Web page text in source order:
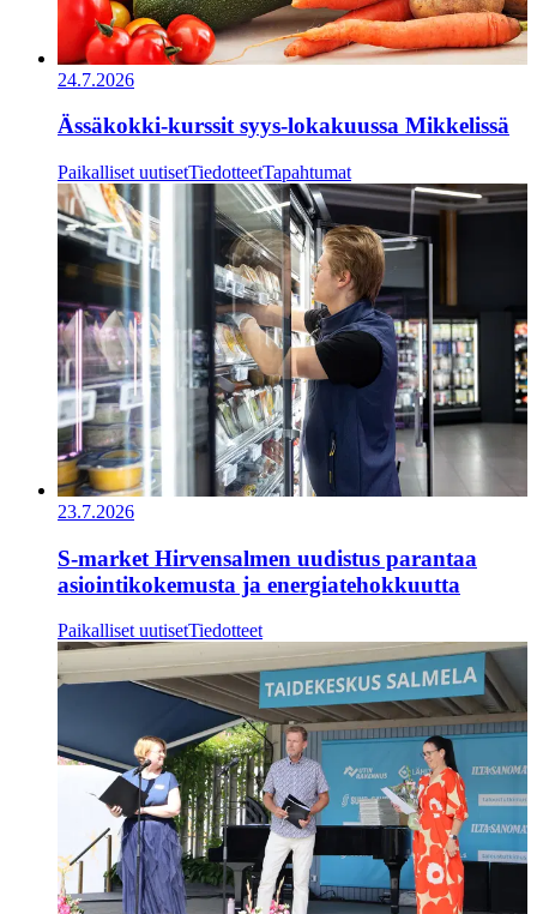
24.7.2026
Ässäkokki-kurssit syys-lokakuussa Mikkelissä
Paikalliset uutisetTiedotteetTapahtumat
23.7.2026
S-market Hirvensalmen uudistus parantaa
asiointikokemusta ja energiatehokkuutta
Paikalliset uutisetTiedotteet